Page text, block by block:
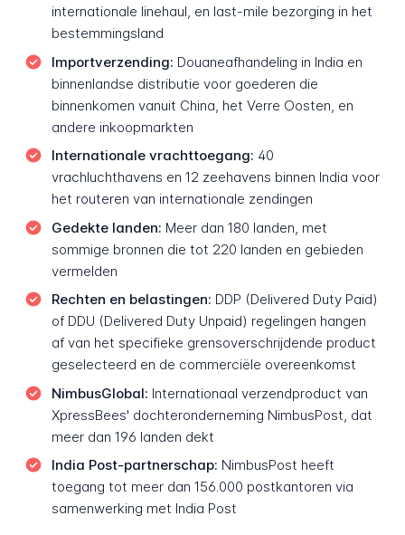
internationale linehaul, en last-mile bezorging in het
bestemmingsland
Importverzending: Douaneafhandeling in India en
binnenlandse distributie voor goederen die
binnenkomen vanuit China, het Verre Oosten, en
andere inkoopmarkten
Internationale vrachttoegang: 40
vrachluchthavens en 12 zeehavens binnen India voor
het routeren van internationale zendingen
Gedekte landen: Meer dan 180 landen, met
sommige bronnen die tot 220 landen en gebieden
vermelden
Rechten en belastingen: DDP (Delivered Duty Paid)
of DDU (Delivered Duty Unpaid) regelingen hangen
af van het specifieke grensoverschrijdende product
geselecteerd en de commerciële overeenkomst
NimbusGlobal: Internationaal verzendproduct van
XpressBees' dochteronderneming NimbusPost, dat
meer dan 196 landen dekt
India Post-partnerschap: NimbusPost heeft
toegang tot meer dan 156.000 postkantoren via
samenwerking met India Post